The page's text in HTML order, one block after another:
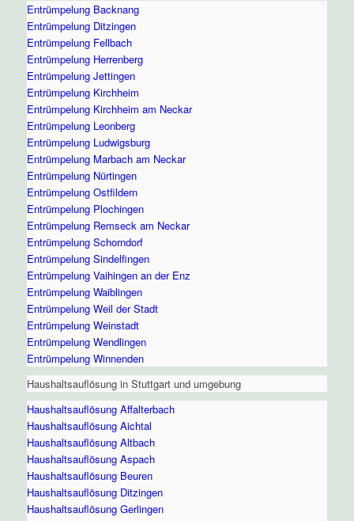
Entrümpelung Backnang
Entrümpelung Ditzingen
Entrümpelung Fellbach
Entrümpelung Herrenberg
Entrümpelung Jettingen
Entrümpelung Kirchheim
Entrümpelung Kirchheim am Neckar
Entrümpelung Leonberg
Entrümpelung Ludwigsburg
Entrümpelung Marbach am Neckar
Entrümpelung Nürtingen
Entrümpelung Ostfildern
Entrümpelung Plochingen
Entrümpelung Remseck am Neckar
Entrümpelung Schorndorf
Entrümpelung Sindelfingen
Entrümpelung Vaihingen an der Enz
Entrümpelung Waiblingen
Entrümpelung Weil der Stadt
Entrümpelung Weinstadt
Entrümpelung Wendlingen
Entrümpelung Winnenden
Haushaltsauflösung in Stuttgart und umgebung
Haushaltsauflösung Affalterbach
Haushaltsauflösung Aichtal
Haushaltsauflösung Altbach
Haushaltsauflösung Aspach
Haushaltsauflösung Beuren
Haushaltsauflösung Ditzingen
Haushaltsauflösung Gerlingen